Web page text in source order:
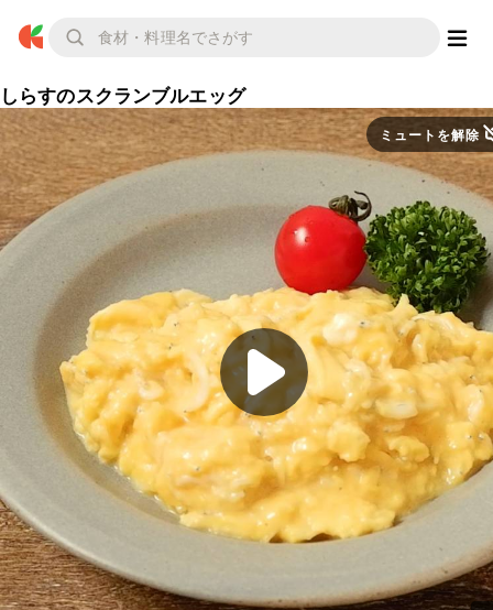
しらすのスクランブルエッグ
ミュートを解除